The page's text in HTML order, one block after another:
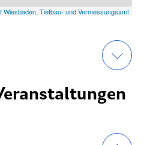
Wiesbaden, Tiefbau- und Vermessungsamt